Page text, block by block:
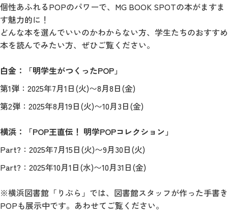
個性あふれるPOPのパワーで、MG BOOK SPOTの本がますま
す魅力的に！
どんな本を選んでいいのかわからない方、学生たちのおすすめ
本を読んでみたい方、ぜひご覧ください。
白金：「明学生がつくったPOP」
第1弾：2025年7月1日(火)〜8月8日(金)
第2弾：2025年8月19日(火)〜10月3日(金)
横浜：「POP王直伝！ 明学POPコレクション」
Part?：2025年7月15日(火)〜9月30日(火)
Part?：2025年10月1日(水)〜10月31日(金)
※横浜図書館「りぶら」では、図書館スタッフが作った手書き
POPも展示中です。あわせてご覧ください。